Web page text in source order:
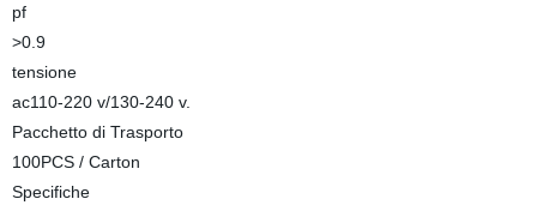
pf
>0.9
tensione
ac110-220 v/130-240 v.
Pacchetto di Trasporto
100PCS / Carton
Specifiche